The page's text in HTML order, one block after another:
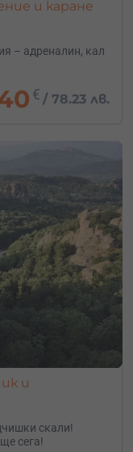
и каране
– адреналин, кал
€ /78.23 лв.
и
скали!
сега!